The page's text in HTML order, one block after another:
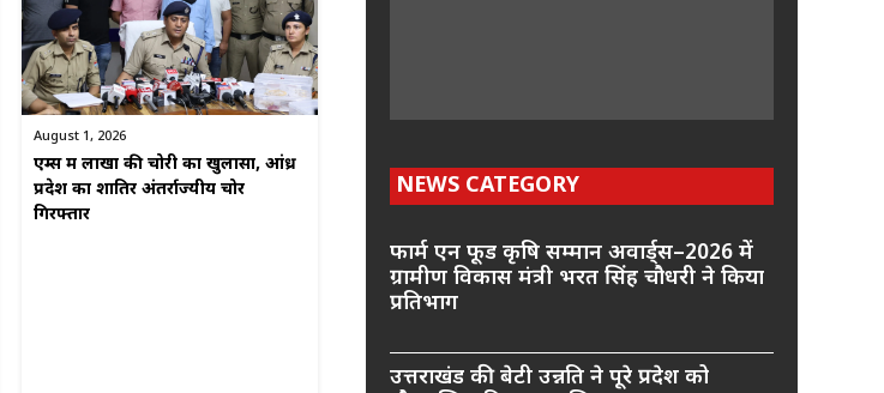
August 1, 2026
एम्स में लाखों की चोरी का खुलासा, आंध्र
प्रदेश का शातिर अंतर्राज्यीय चोर
गिरफ्तार
NEWS CATEGORY
फार्म एन फूड कृषि सम्मान अवार्ड्स–2026 में
ग्रामीण विकास मंत्री भरत सिंह चौधरी ने किया
प्रतिभाग
उत्तराखंड की बेटी उन्नति ने पूरे प्रदेश को